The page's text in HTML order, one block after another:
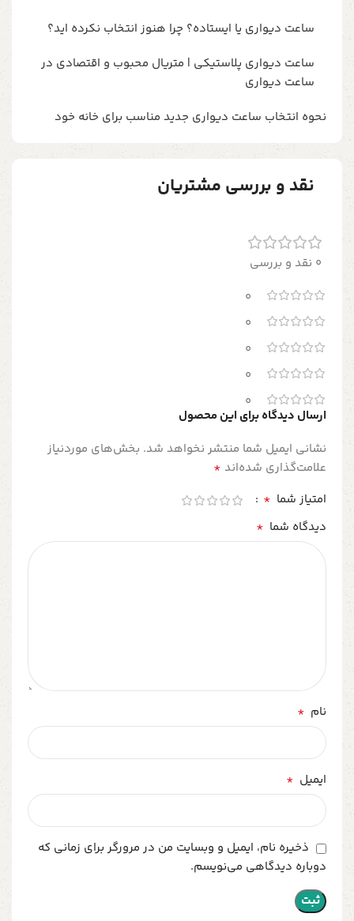
ساعت دیواری یا ایستاده؟ چرا هنوز انتخاب نکرده اید؟
ساعت دیواری پلاستیکی | متریال محبوب و اقتصادی در
ساعت دیواری
نحوه انتخاب ساعت دیواری جدید مناسب برای خانه خود
نقد و بررسی مشتریان
0 نقد و بررسی
0
0
0
0
0
ارسال دیدگاه برای این محصول
نشانی ایمیل شما منتشر نخواهد شد. بخش‌های موردنیاز
علامت‌گذاری شده‌اند *
امتیاز شما *
دیدگاه شما *
نام *
ایمیل *
ذخیره نام، ایمیل و وبسایت من در مرورگر برای زمانی که
دوباره دیدگاهی می‌نویسم.